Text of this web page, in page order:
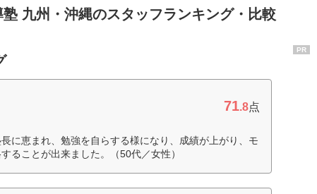
塾 九州・沖縄のスタッフランキング・比較
71.8点
に恵まれ、勉強を自らする様になり、成績が上がり、モ
ることが出来ました。（50代／女性）
PR